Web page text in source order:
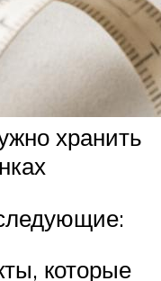
хранить
которые